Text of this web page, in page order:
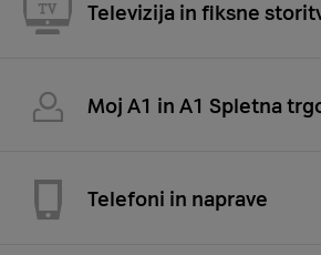
Televizija in fiksne
Moj A1 in A1 Spletna
Telefoni in naprave